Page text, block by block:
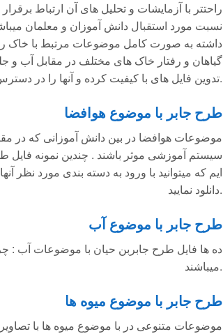
راحتتر با آزمایشات و تحلیل های آن ارتباط
نسبت مورد استقبال دانش آموزان و معلمان
داشته به صورت کامل موضوعات مرتبط با خاک
گیاهان و رفتار خاک های مختلف در مقابل آب و
تدوین فایل های با کیفیت کرده و آنها را در دسترس علاقه مندان قرار دهد.
طرح جابر با موضوع هوافضا
موضوعات هوافضا در بین دانش آموزانی که در
سیستم آموزشی موثر باشند . چندین نمونه فایل
ایم که میتوانید با ورود به دسته بندی مورد نظر
دانلود نمایید.
طرح جابر با موضوع آب
ده ها فایل طرح جابربن حیان با موضوعات آب :
میباشند.
طرح جابر با موضوع میوه ها
موضوعات متنوعی در با موضوع میوه ها با